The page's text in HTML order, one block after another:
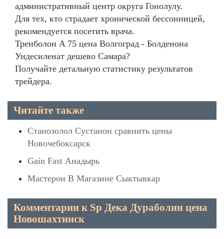
административный центр округа Гонолулу.
Для тех, кто страдает хронической бессонницей,
рекомендуется посетить врача.
Тренболон A 75 цена Волгоград - Болденона
Ундесиленат дешево Самара?
Получайте детальную статистику результатов
трейдера.
Читайте также
Станозолол Сустанон сравнить цены
Новочебоксарск
Gain Fast Анадырь
Мастерон В Магазине Сыктывкар
Комментарии к Sp Дека Дураболин цена
Новошахтинск